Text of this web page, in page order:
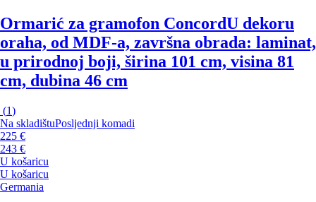
Ormarić za gramofon ConcordU dekoru
oraha, od MDF-a, završna obrada: laminat,
u prirodnoj boji, širina 101 cm, visina 81
cm, dubina 46 cm
(1)
Na skladištuPosljednji komadi
225 €
243 €
U košaricu
U košaricu
Germania